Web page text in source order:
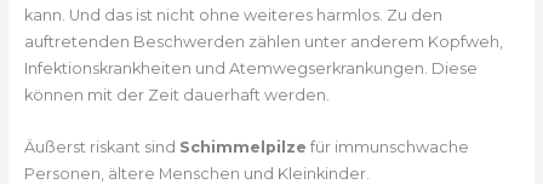
kann. Und das ist nicht ohne weiteres harmlos. Zu den
auftretenden Beschwerden zählen unter anderem Kopfweh,
Infektionskrankheiten und Atemwegserkrankungen. Diese
können mit der Zeit dauerhaft werden.
Äußerst riskant sind Schimmelpilze für immunschwache
Personen, ältere Menschen und Kleinkinder.